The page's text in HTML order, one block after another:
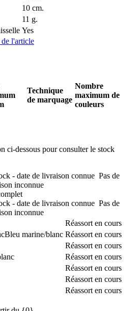
10 cm.
11 g.
Yes
l'article
Technique
de marquage
Nombre
maximum de
couleurs
ci-dessous pour consulter le stock
- date de livraison connue Pas de
inconnue
- date de livraison connue Pas de
inconnue
Réassort en cours
Bleu marine/blanc Réassort en cours
Réassort en cours
Réassort en cours
Réassort en cours
Réassort en cours
Réassort en cours